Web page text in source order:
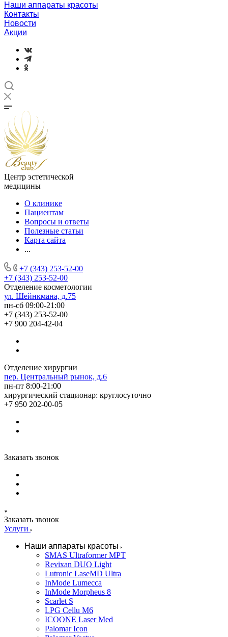
Наши аппараты красоты
Контакты
Новости
Акции
Центр эстетической
медицины
О клинике
Пациентам
Вопросы и ответы
Полезные статьи
Карта сайта
...
+7 (343) 253-52-00
+7 (343) 253-52-00
Отделение косметологии
ул. Шейнкмана, д.75
пн-сб 09:00-21:00
+7 (343) 253-52-00
+7 900 204-42-04
Отделение хирургии
пер. Центральный рынок, д.6
пн-пт 8:00-21:00
хирургический стационар: круглосуточно
+7 950 202-00-05
Заказать звонок
Заказать звонок
Услуги
Наши аппараты красоты
SMAS Ultraformer MPT
Revixan DUO Light
Lutronic LaseMD Ultra
InMode Lumecca
InMode Morpheus 8
Scarlet S
LPG Cellu M6
ICOONE Laser Med
Palomar Icon